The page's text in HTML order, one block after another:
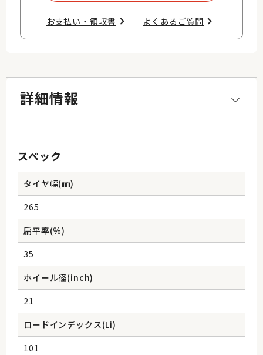
お支払い・領収書​ よくあるご質問​
詳細情報
スペック
タイヤ幅(㎜)
265
扁平率(％)
35
ホイール径(inch)
21
ロードインデックス(Li)
101